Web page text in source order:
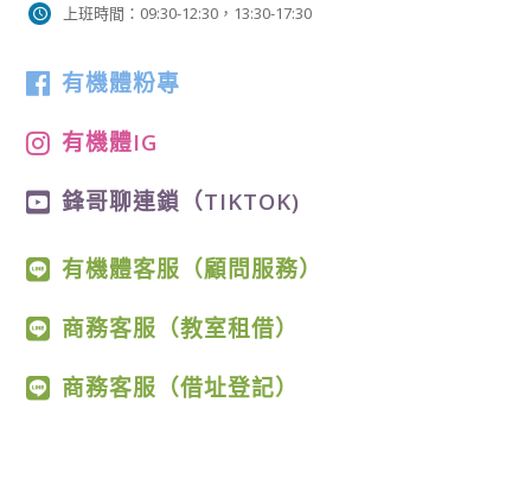
上班時間：09:30-12:30，13:30-17:30
有機體粉專
有機體IG
鋒哥聊連鎖（TIKTOK)
有機體客服（顧問服務）
商務客服（教室租借）
商務客服（借址登記）